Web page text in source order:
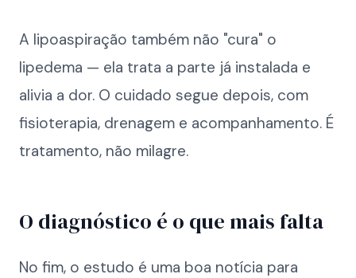
A lipoaspiração também não "cura" o
lipedema — ela trata a parte já instalada e
alivia a dor. O cuidado segue depois, com
fisioterapia, drenagem e acompanhamento. É
tratamento, não milagre.
O diagnóstico é o que mais falta
No fim, o estudo é uma boa notícia para